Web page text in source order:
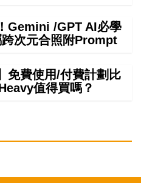
Gemini /GPT AI必學
次元合照附Prompt
免費使用/付費計劃比
值得買嗎？